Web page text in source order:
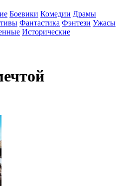
Боевики Комедии Драмы
Фантастика Фэнтези Ужасы
Исторические